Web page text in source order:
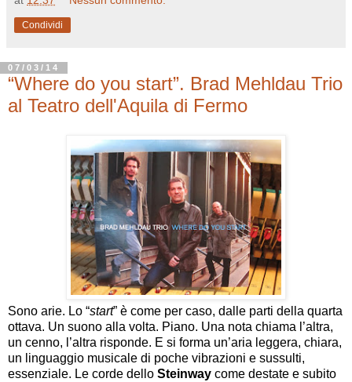
Condividi
07/03/14
“Where do you start”. Brad Mehldau Trio
al Teatro dell'Aquila di Fermo
Sono arie. Lo “start” è come per caso, dalle parti della quarta
ottava. Un suono alla volta. Piano. Una nota chiama l’altra,
un cenno, l’altra risponde. E si forma un’aria leggera, chiara,
un linguaggio musicale di poche vibrazioni e sussulti,
essenziale. Le corde dello Steinway come destate e subito